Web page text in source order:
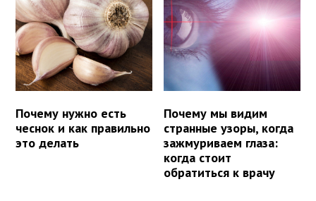
Почему нужно есть
чеснок и как правильно
это делать
Почему мы видим
странные узоры, когда
зажмуриваем глаза:
когда стоит
обратиться к врачу